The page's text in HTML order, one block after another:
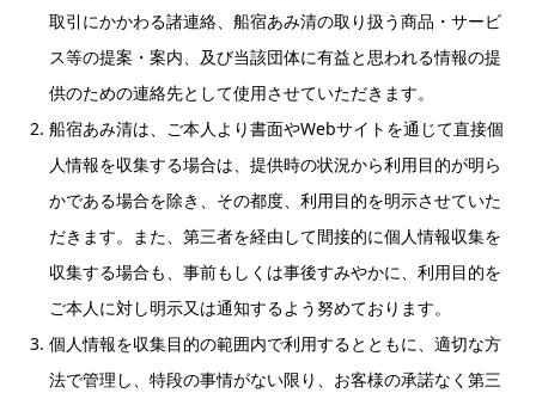
取引にかかわる諸連絡、船宿あみ清の取り扱う商品・サービ
ス等の提案・案内、及び当該団体に有益と思われる情報の提
供のための連絡先として使用させていただきます。
船宿あみ清は、ご本人より書面やWebサイトを通じて直接個
人情報を収集する場合は、提供時の状況から利用目的が明ら
かである場合を除き、その都度、利用目的を明示させていた
だきます。また、第三者を経由して間接的に個人情報収集を
収集する場合も、事前もしくは事後すみやかに、利用目的を
ご本人に対し明示又は通知するよう努めております。
個人情報を収集目的の範囲内で利用するとともに、適切な方
法で管理し、特段の事情がない限り、お客様の承諾なく第三